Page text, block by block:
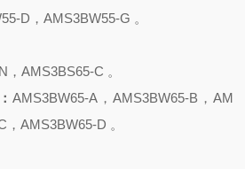
D，AMS3BW55-G 。
，AMS3BS65-C 。
AMS3BW65-A，AMS3BW65-B，AM
，AMS3BW65-D 。